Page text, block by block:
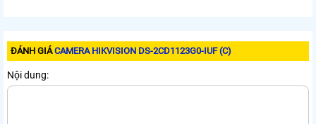
ĐÁNH GIÁCAMERA HIKVISION DS-2CD1123G0-IUF (C)
Nội dung: